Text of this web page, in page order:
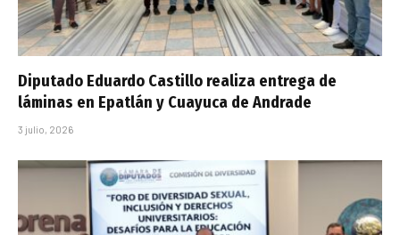
Diputado Eduardo Castillo realiza entrega de
láminas en Epatlán y Cuayuca de Andrade
3 julio, 2026